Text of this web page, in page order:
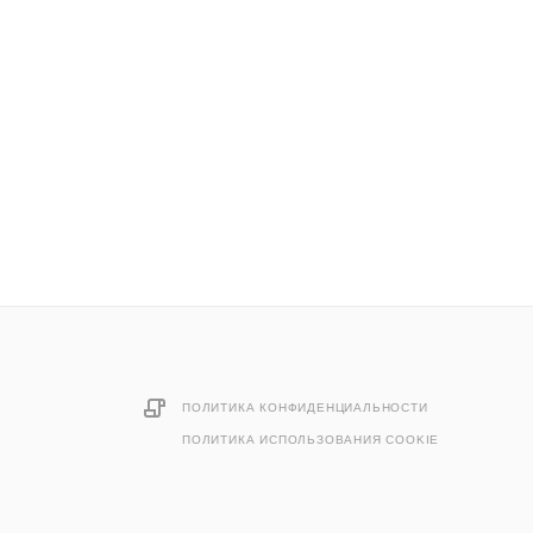
ПОЛИТИКА КОНФИДЕНЦИАЛЬНОСТИ
ПОЛИТИКА ИСПОЛЬЗОВАНИЯ COOKIE